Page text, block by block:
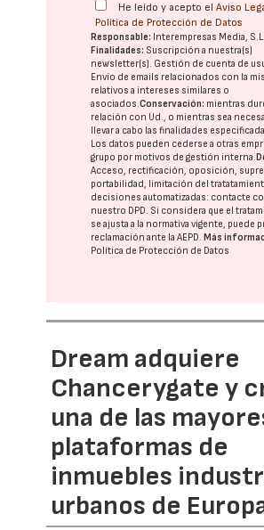
He leído y acepto elAviso
Política de Protección de Datos
Responsable: Interempresas Media,
Finalidades: Suscripción a nuestra(s)
newsletter(s). Gestión de cuenta de
Envío de emails relacionados con la
relativos a intereses similares o
asociados.Conservación: mientras
relación con Ud., o mientras sea
llevar a cabo las finalidades
Los datos pueden cederse a otras
grupo por motivos de gestión interna.
Acceso, rectificación, oposición,
portabilidad, limitación del
decisiones automatizadas: contacte
nuestro DPD. Si considera que el
se ajusta a la normativa vigente, puede
reclamación ante laAEPD. Más
Política de Protección de Datos
Dream adquiere
Chancerygate y
una de las
plataformas de
inmuebles
urbanos de